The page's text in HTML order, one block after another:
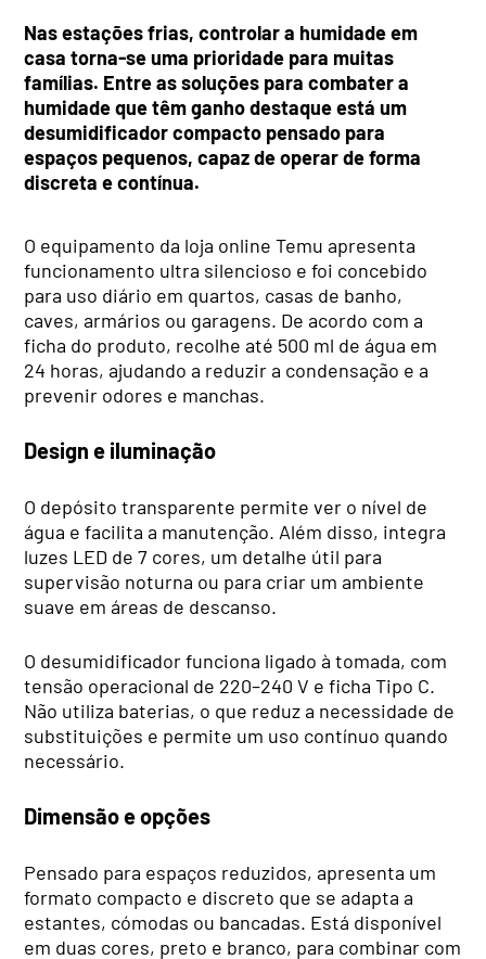
Nas estações frias, controlar a humidade em
casa torna-se uma prioridade para muitas
famílias. Entre as soluções para combater a
humidade que têm ganho destaque está um
desumidificador compacto pensado para
espaços pequenos, capaz de operar de forma
discreta e contínua.
O equipamento da loja online Temu apresenta
funcionamento ultra silencioso e foi concebido
para uso diário em quartos, casas de banho,
caves, armários ou garagens. De acordo com a
ficha do produto, recolhe até 500 ml de água em
24 horas, ajudando a reduzir a condensação e a
prevenir odores e manchas.
Design e iluminação
O depósito transparente permite ver o nível de
água e facilita a manutenção. Além disso, integra
luzes LED de 7 cores, um detalhe útil para
supervisão noturna ou para criar um ambiente
suave em áreas de descanso.
O desumidificador funciona ligado à tomada, com
tensão operacional de 220–240 V e ficha Tipo C.
Não utiliza baterias, o que reduz a necessidade de
substituições e permite um uso contínuo quando
necessário.
Dimensão e opções
Pensado para espaços reduzidos, apresenta um
formato compacto e discreto que se adapta a
estantes, cómodas ou bancadas. Está disponível
em duas cores, preto e branco, para combinar com